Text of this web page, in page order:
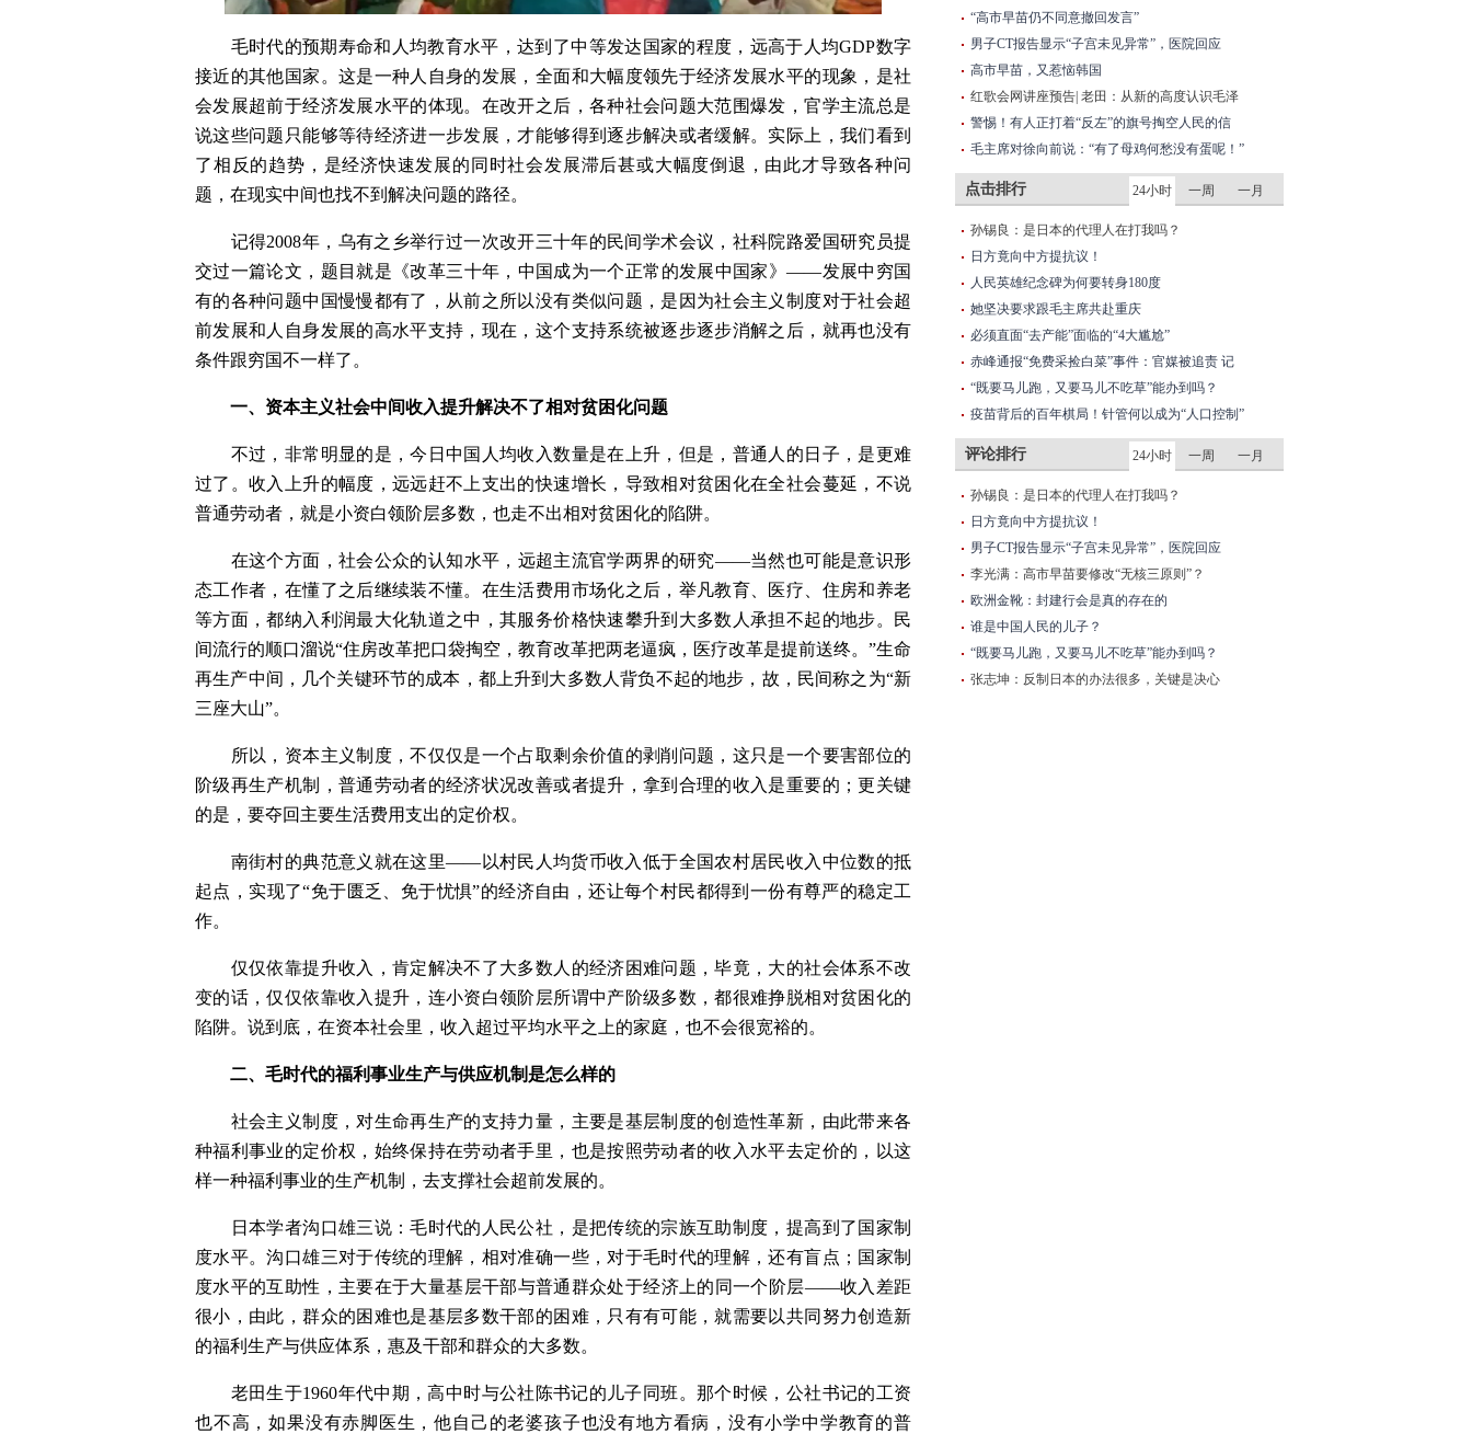
“高市早苗仍不同意撤回发言”
男子CT报告显示“子宫未见异常”，医院回应
高市早苗，又惹恼韩国
红歌会网讲座预告| 老田：从新的高度认识毛泽
警惕！有人正打着“反左”的旗号掏空人民的信
毛主席对徐向前说：“有了母鸡何愁没有蛋呢！”
点击排行 24小时 一周 一月
孙锡良：是日本的代理人在打我吗？
日方竟向中方提抗议！
人民英雄纪念碑为何要转身180度
她坚决要求跟毛主席共赴重庆
必须直面“去产能”面临的“4大尴尬”
赤峰通报“免费采捡白菜”事件：官媒被追责 记
“既要马儿跑，又要马儿不吃草”能办到吗？
疫苗背后的百年棋局！针管何以成为“人口控制”
评论排行 24小时 一周 一月
孙锡良：是日本的代理人在打我吗？
日方竟向中方提抗议！
男子CT报告显示“子宫未见异常”，医院回应
李光满：高市早苗要修改“无核三原则”？
欧洲金靴：封建行会是真的存在的
谁是中国人民的儿子？
“既要马儿跑，又要马儿不吃草”能办到吗？
张志坤：反制日本的办法很多，关键是决心
毛时代的预期寿命和人均教育水平，达到了中等发达国家的程度，远高于人均GDP数字
接近的其他国家。这是一种人自身的发展，全面和大幅度领先于经济发展水平的现象，是社
会发展超前于经济发展水平的体现。在改开之后，各种社会问题大范围爆发，官学主流总是
说这些问题只能够等待经济进一步发展，才能够得到逐步解决或者缓解。实际上，我们看到
了相反的趋势，是经济快速发展的同时社会发展滞后甚或大幅度倒退，由此才导致各种问
题，在现实中间也找不到解决问题的路径。
记得2008年，乌有之乡举行过一次改开三十年的民间学术会议，社科院路爱国研究员提
交过一篇论文，题目就是《改革三十年，中国成为一个正常的发展中国家》——发展中穷国
有的各种问题中国慢慢都有了，从前之所以没有类似问题，是因为社会主义制度对于社会超
前发展和人自身发展的高水平支持，现在，这个支持系统被逐步逐步消解之后，就再也没有
条件跟穷国不一样了。
一、资本主义社会中间收入提升解决不了相对贫困化问题
不过，非常明显的是，今日中国人均收入数量是在上升，但是，普通人的日子，是更难
过了。收入上升的幅度，远远赶不上支出的快速增长，导致相对贫困化在全社会蔓延，不说
普通劳动者，就是小资白领阶层多数，也走不出相对贫困化的陷阱。
在这个方面，社会公众的认知水平，远超主流官学两界的研究——当然也可能是意识形
态工作者，在懂了之后继续装不懂。在生活费用市场化之后，举凡教育、医疗、住房和养老
等方面，都纳入利润最大化轨道之中，其服务价格快速攀升到大多数人承担不起的地步。民
间流行的顺口溜说“住房改革把口袋掏空，教育改革把两老逼疯，医疗改革是提前送终。”生命
再生产中间，几个关键环节的成本，都上升到大多数人背负不起的地步，故，民间称之为“新
三座大山”。
所以，资本主义制度，不仅仅是一个占取剩余价值的剥削问题，这只是一个要害部位的
阶级再生产机制，普通劳动者的经济状况改善或者提升，拿到合理的收入是重要的；更关键
的是，要夺回主要生活费用支出的定价权。
南街村的典范意义就在这里——以村民人均货币收入低于全国农村居民收入中位数的抵
起点，实现了“免于匮乏、免于忧惧”的经济自由，还让每个村民都得到一份有尊严的稳定工
作。
仅仅依靠提升收入，肯定解决不了大多数人的经济困难问题，毕竟，大的社会体系不改
变的话，仅仅依靠收入提升，连小资白领阶层所谓中产阶级多数，都很难挣脱相对贫困化的
陷阱。说到底，在资本社会里，收入超过平均水平之上的家庭，也不会很宽裕的。
二、毛时代的福利事业生产与供应机制是怎么样的
社会主义制度，对生命再生产的支持力量，主要是基层制度的创造性革新，由此带来各
种福利事业的定价权，始终保持在劳动者手里，也是按照劳动者的收入水平去定价的，以这
样一种福利事业的生产机制，去支撑社会超前发展的。
日本学者沟口雄三说：毛时代的人民公社，是把传统的宗族互助制度，提高到了国家制
度水平。沟口雄三对于传统的理解，相对准确一些，对于毛时代的理解，还有盲点；国家制
度水平的互助性，主要在于大量基层干部与普通群众处于经济上的同一个阶层——收入差距
很小，由此，群众的困难也是基层多数干部的困难，只有有可能，就需要以共同努力创造新
的福利生产与供应体系，惠及干部和群众的大多数。
老田生于1960年代中期，高中时与公社陈书记的儿子同班。那个时候，公社书记的工资
也不高，如果没有赤脚医生，他自己的老婆孩子也没有地方看病，没有小学中学教育的普